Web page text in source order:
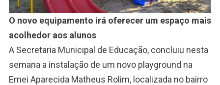
O novo equipamento irá oferecer um espaço mais
acolhedor aos alunos
A Secretaria Municipal de Educação, concluiu nesta
semana a instalação de um novo playground na
Emei Aparecida Matheus Rolim, localizada no bairro